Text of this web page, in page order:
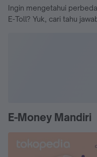
Ingin mengetahui
E-Toll? Yuk, cari tahu
E-Money Mandiri